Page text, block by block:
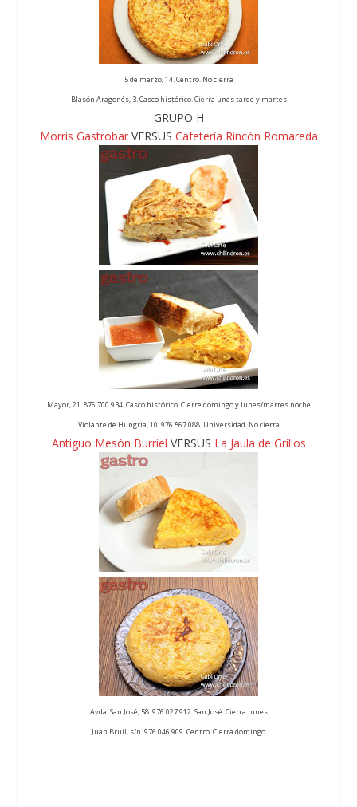
5 de marzo, 14. Centro. No cierra
Blasón Aragonés, 3. Casco histórico. Cierra unes tarde y martes
GRUPO H
Morris GastrobarVERSUS Cafetería Rincón Romareda
Mayor, 21. 876 700 934. Casco histórico. Cierre domingo y lunes/martes noche
Violante de Hungria, 10. 976 567 088. Universidad. No cierra
Antiguo Mesón Burriel VERSUS La Jaula de Grillos
Avda. San José, 58. 976 027 912. San José. Cierra lunes
Juan Bruil, s/n. 976 046 909. Centro. Cierra domingo